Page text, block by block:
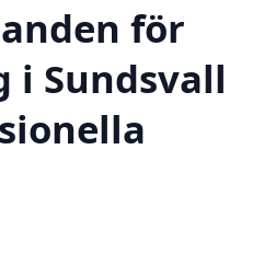
för
i Sundsvall